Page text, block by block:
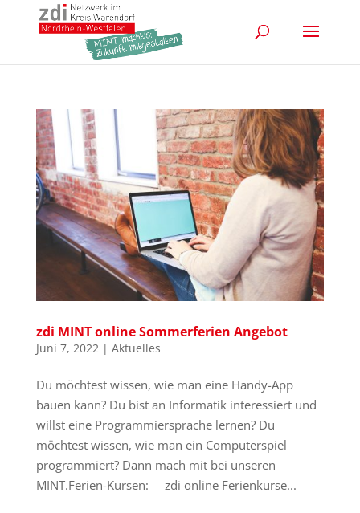
zdi MINT online Sommerferien Angebot
Juni 7, 2022| Aktuelles
Du möchtest wissen, wie man eine Handy-App
bauen kann? Du bist an Informatik interessiert und
willst eine Programmiersprache lernen? Du
möchtest wissen, wie man ein Computerspiel
programmiert? Dann mach mit bei unseren
MINT.Ferien-Kursen: zdi online Ferienkurse...